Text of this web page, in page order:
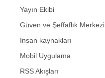
Yayın Ekibi
Güven ve Şeffaflık Merkezi
İnsan kaynakları
Mobil Uygulama
RSS Akışları